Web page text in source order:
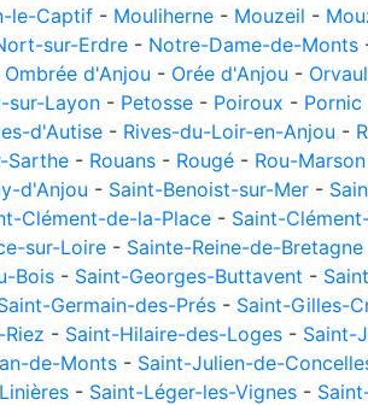
le-Captif - Mouliherne - Mouzeil -
sur-Erdre - Notre-Dame-de-Monts
Ombrée d'Anjou - Orée d'Anjou -
sur-Layon - Petosse - Poiroux - Pornic
d'Autise - Rives-du-Loir-en-Anjou -
Sarthe - Rouans - Rougé - Rou-Marson
d'Anjou - Saint-Benoist-sur-Mer -
Clément-de-la-Place - Saint-
sur-Loire - Sainte-Reine-de-Bretagne
Bois - Saint-Georges-Buttavent -
Germain-des-Prés - Saint-Gilles-
- Saint-Hilaire-des-Loges - Saint-
de-Monts - Saint-Julien-de-
- Saint-Léger-les-Vignes -